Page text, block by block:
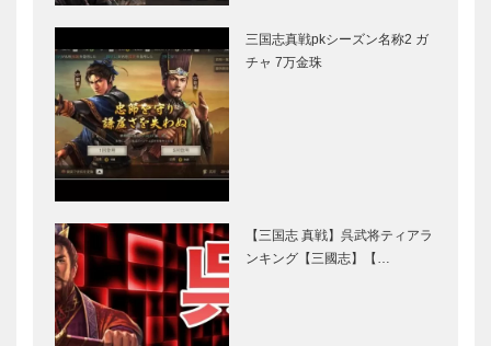
三国志真戦pkシーズン名称2 ガ
チャ 7万金珠
【三国志 真戦】呉武将ティアラ
ンキング【三國志】【…